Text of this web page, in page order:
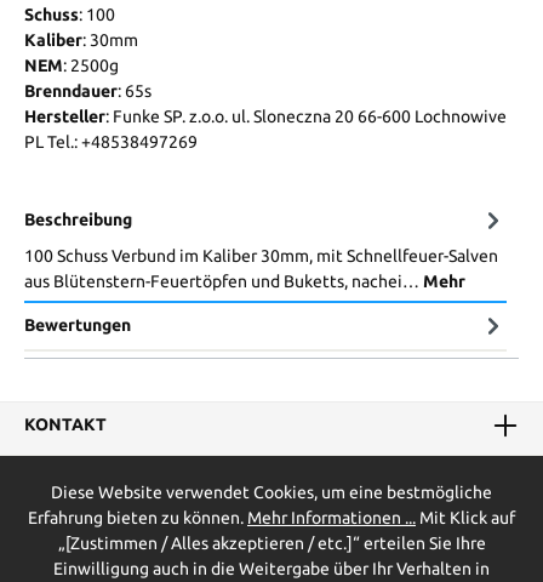
Schuss: 100
Kaliber: 30mm
NEM: 2500g
Brenndauer: 65s
Hersteller: Funke SP. z.o.o. ul. Sloneczna 20 66-600 Lochnowive
PL Tel.: +48538497269
Beschreibung
100 Schuss Verbund im Kaliber 30mm, mit Schnellfeuer-Salven
aus Blütenstern-Feuertöpfen und Buketts, nachei… Mehr
Bewertungen
KONTAKT
UNSER SHOP
SERVICE
Diese Website verwendet Cookies, um eine bestmögliche
Erfahrung bieten zu können. Mehr Informationen ... Mit Klick auf
„[Zustimmen / Alles akzeptieren / etc.]“ erteilen Sie Ihre
Einwilligung auch in die Weitergabe über Ihr Verhalten in